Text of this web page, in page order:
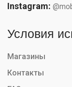
Instagram:
Условия
Магазины
Контакты